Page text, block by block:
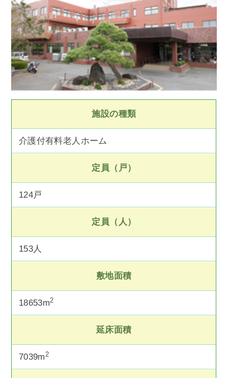
施設の種類
介護付有料老人ホーム
定員（戸）
124戸
定員（人）
153人
敷地面積
18653m2
延床面積
7039m 2